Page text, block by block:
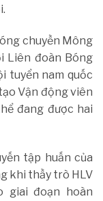
chuyền Mông
Liên đoàn Bóng
tuyển nam quốc
Vận động viên
đang được hai
tập huấn của
khi thầy trò HLV
giai đoạn hoàn